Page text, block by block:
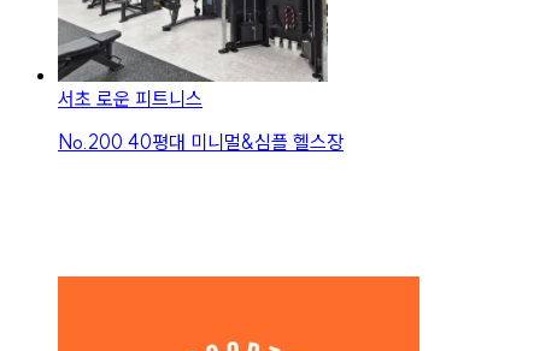
서초 로운 피트니스
No. 200 40평대 미니멀&심플 헬스장